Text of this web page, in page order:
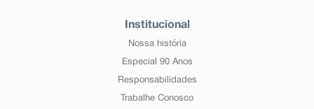
Institucional
Nossa história
Especial 90 Anos
Responsabilidades
Trabalhe Conosco